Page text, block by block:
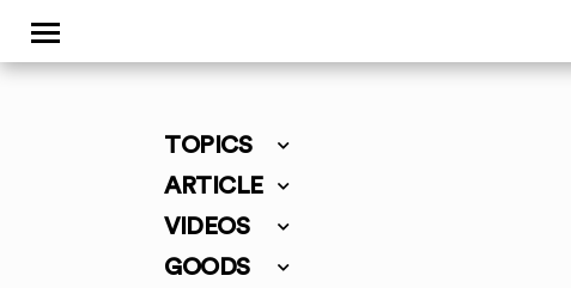
TOPICS
ARTICLE
VIDEOS
GOODS